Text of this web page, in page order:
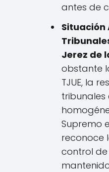
antes de
Situación
Jerez de
obstante
TJUE, la
tribunales
Supremo
reconoce
control